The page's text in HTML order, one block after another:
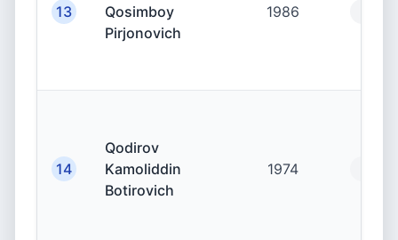
13
Qosimboy
Pirjonovich
1986
14
Qodirov
Kamoliddin
Botirovich
1974